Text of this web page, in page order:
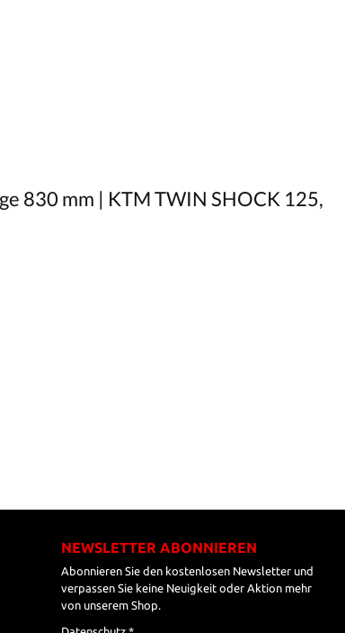
830 mm | KTM TWIN SHOCK 125,
NEWSLETTER ABONNIEREN
Abonnieren Sie den kostenlosen Newsletter und
verpassen Sie keine Neuigkeit oder Aktion mehr
von unserem Shop.